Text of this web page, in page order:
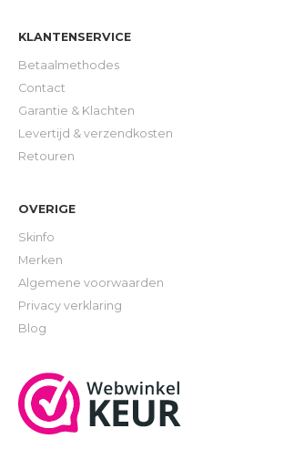
KLANTENSERVICE
Betaalmethodes
Contact
Garantie & Klachten
Levertijd & verzendkosten
Retouren
OVERIGE
Skinfo
Merken
Algemene voorwaarden
Privacy verklaring
Blog